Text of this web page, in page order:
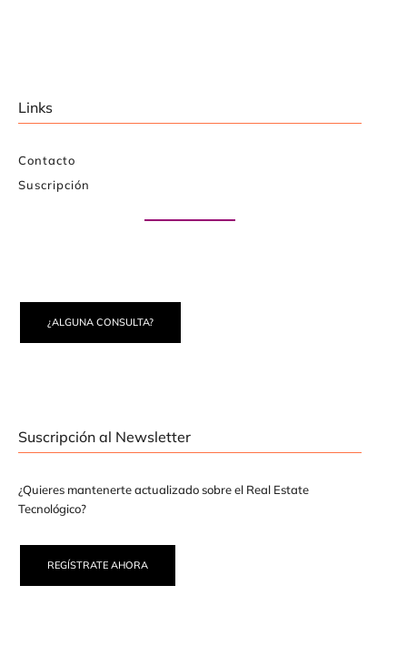
Links
Contacto
Suscripción
¿ALGUNA CONSULTA?
Suscripción al Newsletter
¿Quieres mantenerte actualizado sobre el Real Estate
Tecnológico?
REGÍSTRATE AHORA